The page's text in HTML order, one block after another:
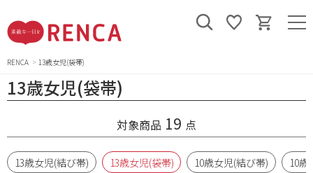
RENCA 13歳女児(袋帯)
13歳女児(袋帯)
対象商品 19 点
13歳女児(結び帯) 13歳女児(袋帯) 10歳女児(結び帯) 10歳